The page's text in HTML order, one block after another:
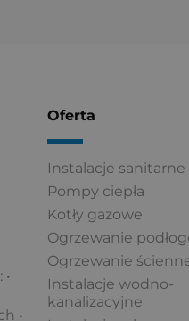
•
Oferta
Instalacje sanitarne
Pompy ciepła
Kotły gazowe
Ogrzewanie
Ogrzewanie
Instalacje wodno-
kanalizacyjne